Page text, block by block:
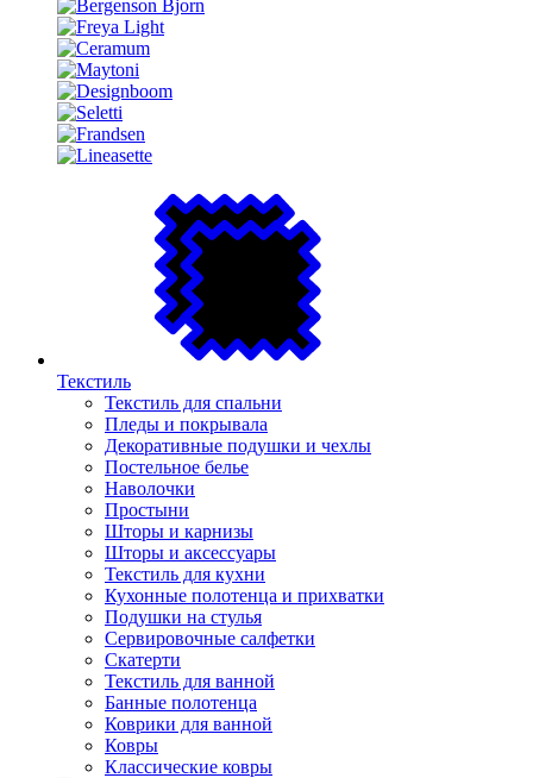
Текстиль
Текстиль для спальни
Пледы и покрывала
Декоративные подушки и чехлы
Постельное белье
Наволочки
Простыни
Шторы и карнизы
Шторы и аксессуары
Текстиль для кухни
Кухонные полотенца и прихватки
Подушки на стулья
Сервировочные салфетки
Скатерти
Текстиль для ванной
Банные полотенца
Коврики для ванной
Ковры
Классические ковры